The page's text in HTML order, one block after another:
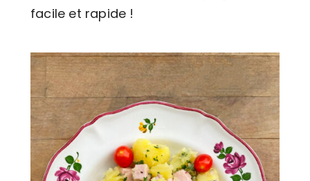
facile et rapide !